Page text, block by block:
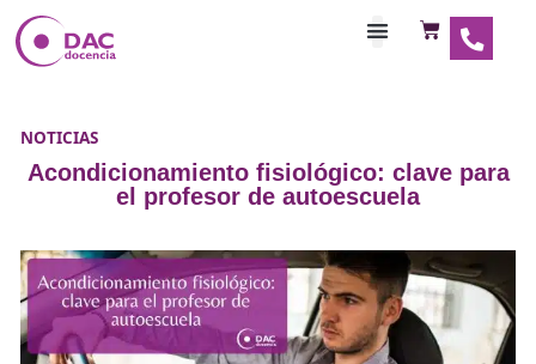
NOTICIAS
Acondicionamiento fisiológico: